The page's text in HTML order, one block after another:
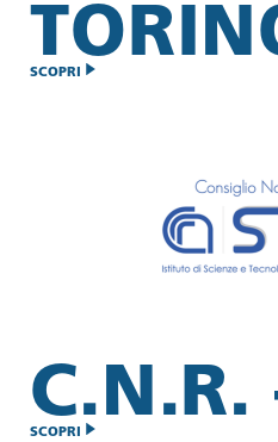
SCOPRI
C.N.R.
SCOPRI